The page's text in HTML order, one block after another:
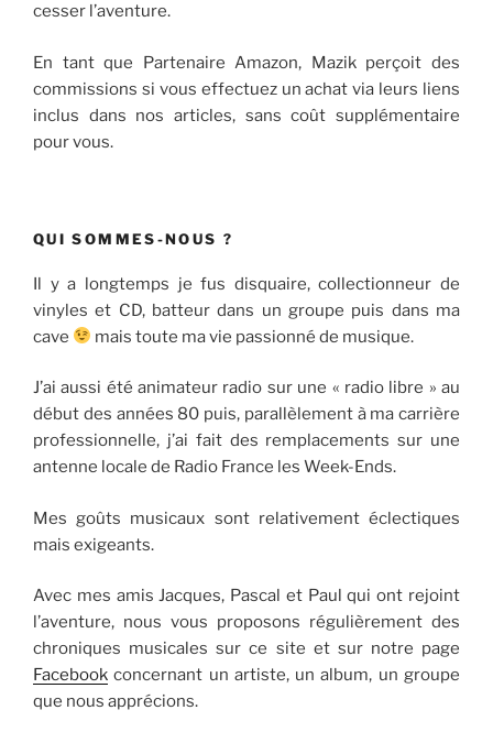
cesser l’aventure.
En tant que Partenaire Amazon, Mazik perçoit des
commissions si vous effectuez un achat via leurs liens
inclus dans nos articles, sans coût supplémentaire
pour vous.
QUI SOMMES-NOUS ?
Il y a longtemps je fus disquaire, collectionneur de
vinyles et CD, batteur dans un groupe puis dans ma
cave
mais toute ma vie passionné de musique.
J’ai aussi été animateur radio sur une « radio libre » au
début des années 80 puis, parallèlement à ma carrière
professionnelle, j’ai fait des remplacements sur une
antenne locale de Radio France les Week-Ends.
Mes goûts musicaux sont relativement éclectiques
mais exigeants.
Avec mes amis Jacques, Pascal et Paul qui ont rejoint
l’aventure, nous vous proposons régulièrement des
chroniques musicales sur ce site et sur notre page
Facebook concernant un artiste, un album, un groupe
que nous apprécions.